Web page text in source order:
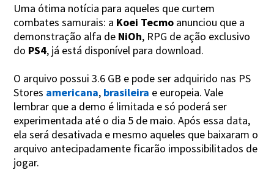
Uma ótima notícia para aqueles que curtem
combates samurais: a Koei Tecmo anunciou que a
demonstração alfa de NiOh, RPG de ação exclusivo
do PS4, já está disponível para download.
O arquivo possui 3.6 GB e pode ser adquirido nas PS
Stores americana, brasileira e europeia. Vale
lembrar que a demo é limitada e só poderá ser
experimentada até o dia 5 de maio. Após essa data,
ela será desativada e mesmo aqueles que baixaram o
arquivo antecipadamente ficarão impossibilitados de
jogar.